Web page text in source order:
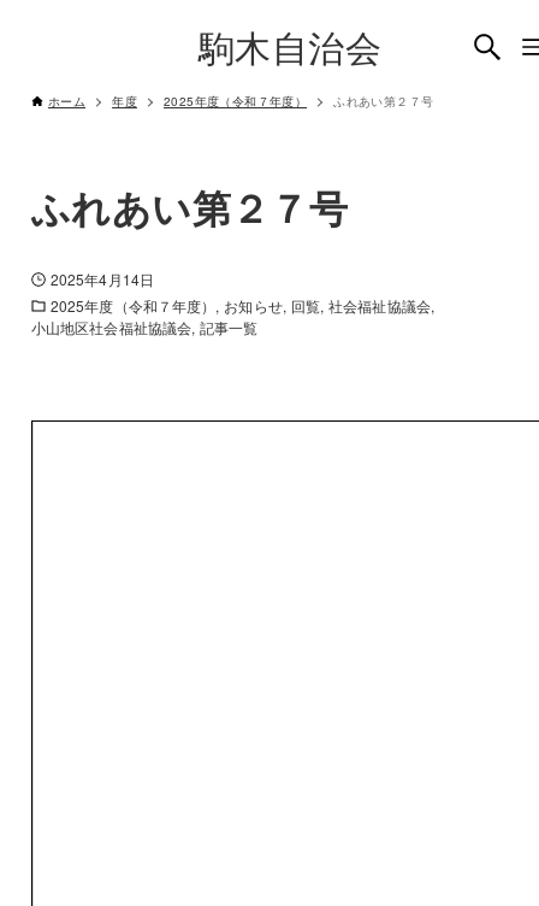
駒木自治会
ホーム 年度 2025年度（令和７年度） ふれあい第２７号
ふれあい第２７号
2025年4月14日
2025年度（令和７年度）
お知らせ 回覧 社会福祉協議会
小山地区社会福祉協議会 記事一覧